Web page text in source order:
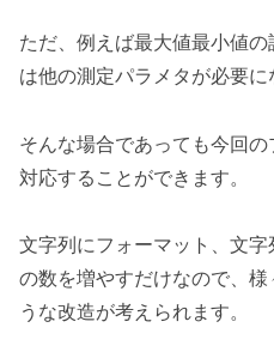
ただ、例えば最大値最小値
は他の測定パラメタが必要に
そんな場合であっても今回
対応することができます。
文字列にフォーマット、文
の数を増やすだけなので、
うな改造が考えられます。